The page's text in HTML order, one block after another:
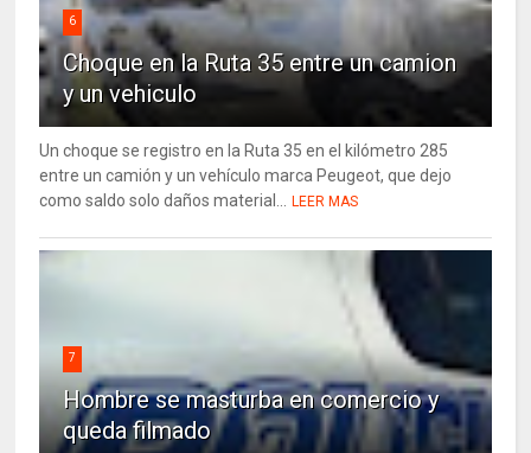
6
Choque en la Ruta 35 entre un camion
y un vehiculo
Un choque se registro en la Ruta 35 en el kilómetro 285
entre un camión y un vehículo marca Peugeot, que dejo
como saldo solo daños material...
LEER MAS
7
Hombre se masturba en comercio y
queda filmado